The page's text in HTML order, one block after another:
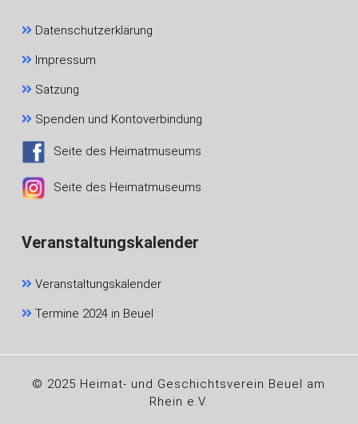
Datenschutzerklärung
Impressum
Satzung
Spenden und Kontoverbindung
Seite des Heimatmuseums
Seite des Heimatmuseums
Veranstaltungskalender
Veranstaltungskalender
Termine 2024 in Beuel
© 2025 Heimat- und Geschichtsverein Beuel am
Rhein e.V.